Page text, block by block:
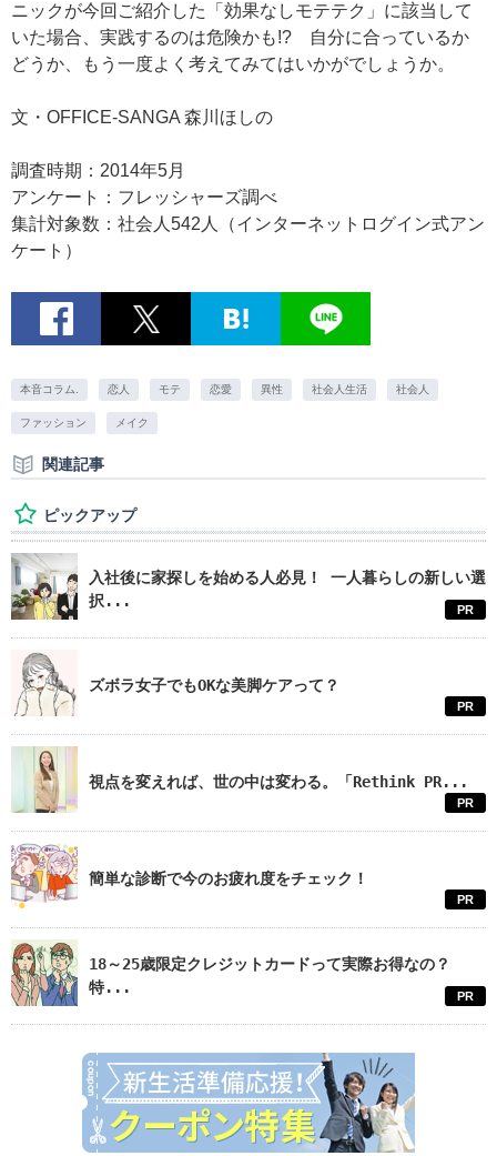
ニックが今回ご紹介した「効果なしモテテク」に該当して
いた場合、実践するのは危険かも!? 自分に合っているか
どうか、もう一度よく考えてみてはいかがでしょうか。
文・OFFICE-SANGA 森川ほしの
調査時期：2014年5月
アンケート：フレッシャーズ調べ
集計対象数：社会人542人（インターネットログイン式アン
ケート）
本音コラム. 恋人 モテ 恋愛 異性 社会人生活 社会人
ファッション メイク
関連記事
ピックアップ
入社後に家探しを始める人必見！ 一人暮らしの新しい選
択...
PR
ズボラ女子でもOKな美脚ケアって？
PR
視点を変えれば、世の中は変わる。「Rethink PR...
PR
簡単な診断で今のお疲れ度をチェック！
PR
18～25歳限定クレジットカードって実際お得なの？
特...
PR